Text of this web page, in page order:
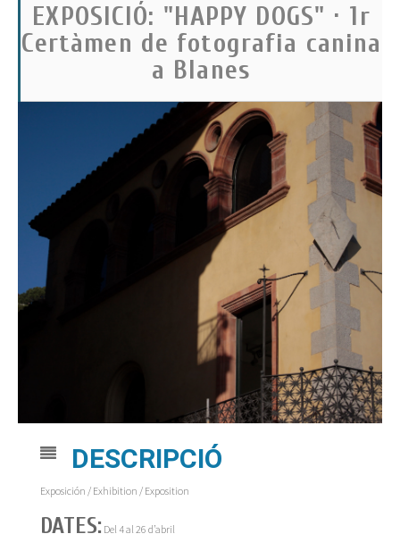
EXPOSICIÓ: "HAPPY DOGS" · 1r
Certàmen de fotografia canina
a Blanes
DESCRIPCIÓ
Exposición / Exhibition / Exposition
DATES: Del 4 al 26 d’abril